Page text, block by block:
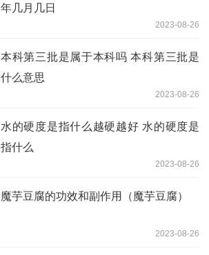
年几月几日
2023-08-26
本科第三批是属于本科吗 本科第三批是
什么意思
2023-08-26
水的硬度是指什么越硬越好 水的硬度是
指什么
2023-08-26
魔芋豆腐的功效和副作用（魔芋豆腐）
2023-08-26